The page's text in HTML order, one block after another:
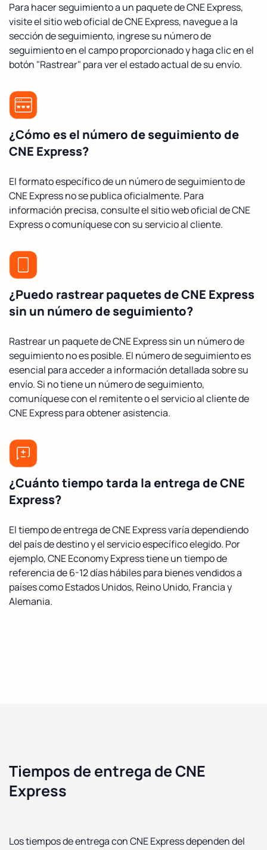
Para hacer seguimiento a un paquete de CNE Express,
visite el sitio web oficial de CNE Express, navegue a la
sección de seguimiento, ingrese su número de
seguimiento en el campo proporcionado y haga clic en el
botón "Rastrear" para ver el estado actual de su envío.
¿Cómo es el número de seguimiento de
CNE Express?
El formato específico de un número de seguimiento de
CNE Express no se publica oficialmente. Para
información precisa, consulte el sitio web oficial de CNE
Express o comuníquese con su servicio al cliente.
¿Puedo rastrear paquetes de CNE Express
sin un número de seguimiento?
Rastrear un paquete de CNE Express sin un número de
seguimiento no es posible. El número de seguimiento es
esencial para acceder a información detallada sobre su
envío. Si no tiene un número de seguimiento,
comuníquese con el remitente o el servicio al cliente de
CNE Express para obtener asistencia.
¿Cuánto tiempo tarda la entrega de CNE
Express?
El tiempo de entrega de CNE Express varía dependiendo
del país de destino y el servicio específico elegido. Por
ejemplo, CNE Economy Express tiene un tiempo de
referencia de 6-12 días hábiles para bienes vendidos a
países como Estados Unidos, Reino Unido, Francia y
Alemania.
Tiempos de entrega de CNE
Express
Los tiempos de entrega con CNE Express dependen del